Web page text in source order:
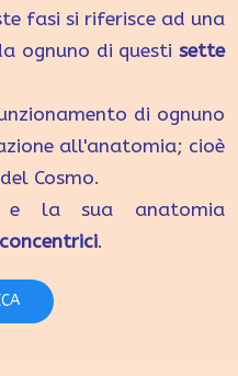
fasi si riferisce ad una
ognuno di questi sette
di ognuno
all'anatomia; cioè
Cosmo.
e la sua anatomia
.